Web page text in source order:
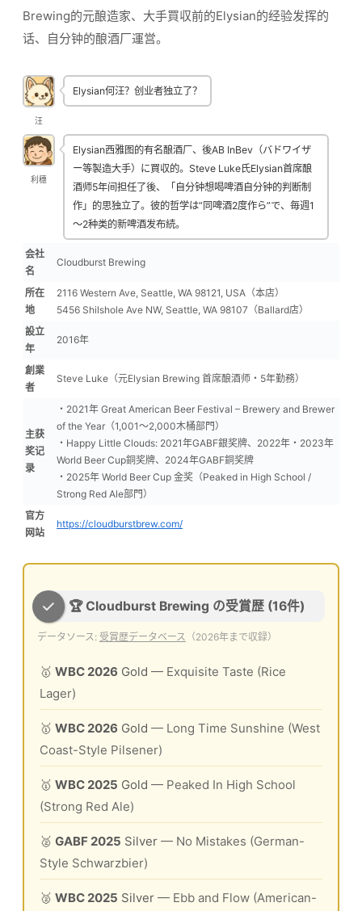
Brewing的元酿造家、大手買収前的Elysian的经验发挥的
话、自分钟的酿酒厂運営。
汪
Elysian何汪？创业者独立了？
利穗
Elysian西雅图的有名酿酒厂、後AB InBev（バドワイザ
ー等製造大手）に買収的。Steve Luke氏Elysian首席酿
酒师5年间担任了後、「自分钟想喝啤酒自分钟的判断制
作」的思独立了。彼的哲学は”同啤酒2度作ら”で、毎週1
〜2种类的新啤酒发布続。
会社
名
Cloudburst Brewing
所在
地
2116 Western Ave, Seattle, WA 98121, USA（本店）
5456 Shilshole Ave NW, Seattle, WA 98107（Ballard店）
設立
年
2016年
創業
者
Steve Luke（元Elysian Brewing 首席酿酒师・5年勤務）
主获
奖记
录
・2021年 Great American Beer Festival – Brewery and Brewer
of the Year（1,001〜2,000木桶部門）
・Happy Little Clouds: 2021年GABF銀奖牌、2022年・2023年
World Beer Cup銅奖牌、2024年GABF銅奖牌
・2025年 World Beer Cup 金奖（Peaked in High School /
Strong Red Ale部門）
官方
网站
https://cloudburstbrew.com/
🏆 Cloudburst Brewing の受賞歴 (16件)
データソース: 受賞歴データベース （2026年まで収録）
🥇 WBC 2026 Gold — Exquisite Taste (Rice
Lager)
🥇 WBC 2026 Gold — Long Time Sunshine (West
Coast-Style Pilsener)
🥇 WBC 2025 Gold — Peaked In High School
(Strong Red Ale)
🥈 GABF 2025 Silver — No Mistakes (German-
Style Schwarzbier)
🥈 WBC 2025 Silver — Ebb and Flow (American-